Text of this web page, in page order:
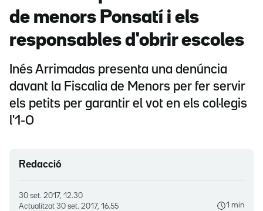
de menors Ponsatí i els
responsables d'obrir escoles
Inés Arrimadas presenta una denúncia
davant la Fiscalia de Menors per fer servir
els petits per garantir el vot en els col·legis
l'1-O
Redacció
30 set. 2017, 12.30
Actualitzat 30 set. 2017, 16.55 1 min